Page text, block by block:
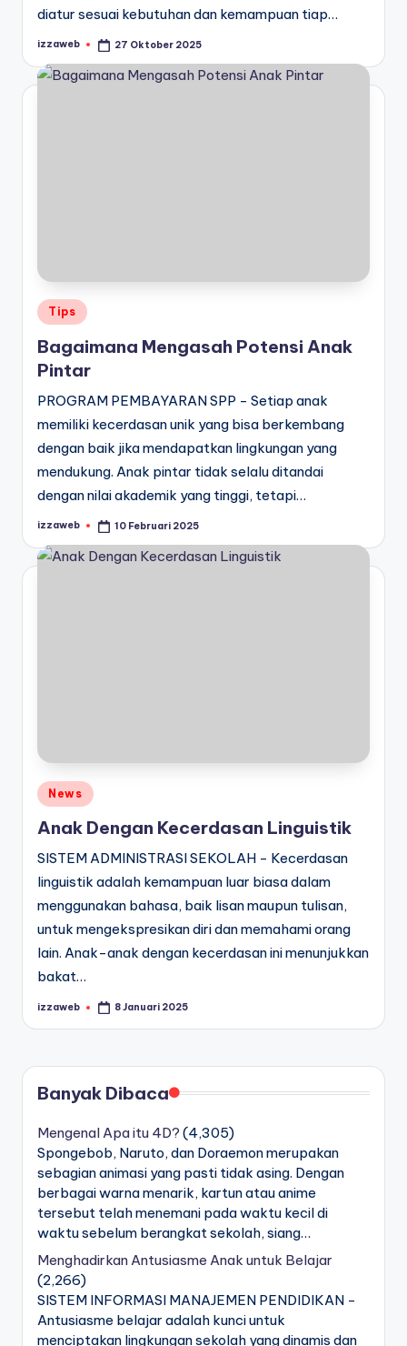
diatur sesuai kebutuhan dan kemampuan tiap…
Posted
izzaweb 27 Oktober 2025
Posted
Tips
Bagaimana Mengasah Potensi Anak
Pintar
PROGRAM PEMBAYARAN SPP - Setiap anak
memiliki kecerdasan unik yang bisa berkembang
dengan baik jika mendapatkan lingkungan yang
mendukung. Anak pintar tidak selalu ditandai
dengan nilai akademik yang tinggi, tetapi…
Posted
izzaweb 10 Februari 2025
Posted
in
News
Anak Dengan Kecerdasan Linguistik
SISTEM ADMINISTRASI SEKOLAH - Kecerdasan
linguistik adalah kemampuan luar biasa dalam
menggunakan bahasa, baik lisan maupun tulisan,
untuk mengekspresikan diri dan memahami orang
lain. Anak-anak dengan kecerdasan ini menunjukkan
bakat…
Posted
izzaweb 8 Januari 2025
Banyak Dibaca
Mengenal Apa itu 4D? (4,305)
Spongebob, Naruto, dan Doraemon merupakan
sebagian animasi yang pasti tidak asing. Dengan
berbagai warna menarik, kartun atau anime
tersebut telah menemani pada waktu kecil di
waktu sebelum berangkat sekolah, siang…
Menghadirkan Antusiasme Anak untuk Belajar
(2,266)
SISTEM INFORMASI MANAJEMEN PENDIDIKAN -
Antusiasme belajar adalah kunci untuk
menciptakan lingkungan sekolah yang dinamis dan